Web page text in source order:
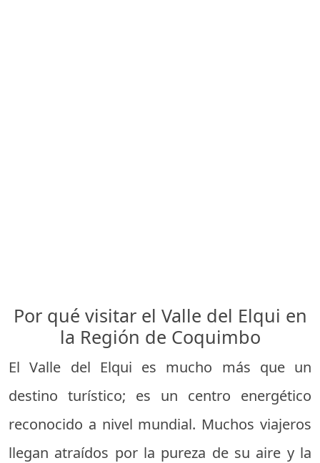
Por qué visitar el Valle del Elqui en
la Región de Coquimbo
El Valle del Elqui es mucho más que un
destino turístico; es un centro energético
reconocido a nivel mundial. Muchos viajeros
llegan atraídos por la pureza de su aire y la